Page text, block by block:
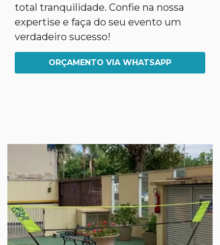
total tranquilidade. Confie na nossa
expertise e faça do seu evento um
verdadeiro sucesso!
ORÇAMENTO VIA WHATSAPP